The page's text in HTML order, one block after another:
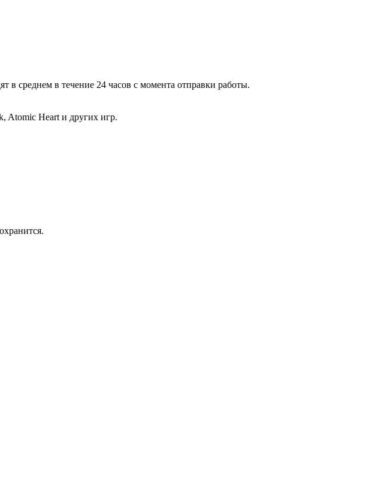
в среднем в течение 24 часов с момента отправки работы.
Atomic Heart и других игр.